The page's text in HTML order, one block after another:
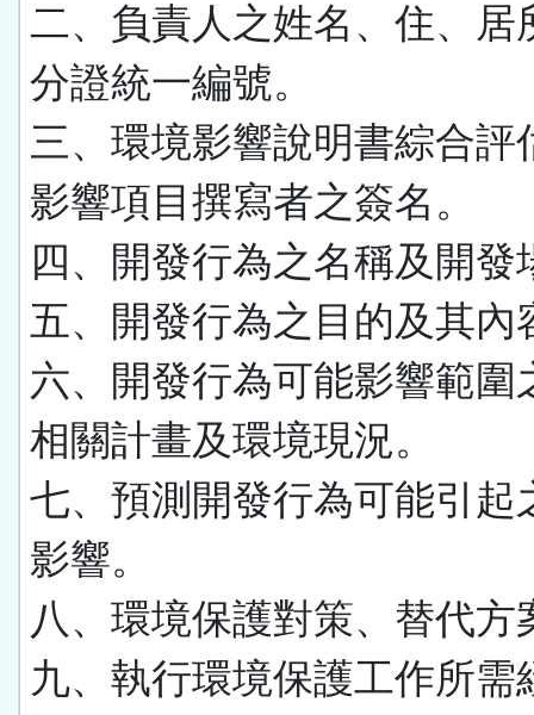
二、負責人之姓名、住、居
分證統一編號。
三、環境影響說明書綜合評
影響項目撰寫者之簽名。
四、開發行為之名稱及開發
五、開發行為之目的及其內
六、開發行為可能影響範圍
相關計畫及環境現況。
七、預測開發行為可能引起
影響。
八、環境保護對策、替代方
九、執行環境保護工作所需